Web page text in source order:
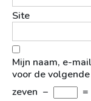
Site
Mijn naam, e-
voor de
zeven − =